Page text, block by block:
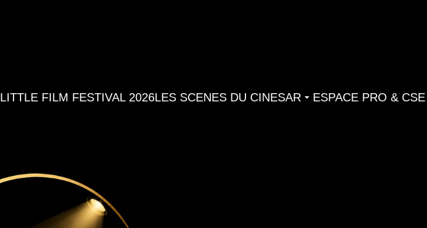
LITTLE FILM FESTIVAL 2026LES SCENES DU CINESAR ESPACE PRO & CSE